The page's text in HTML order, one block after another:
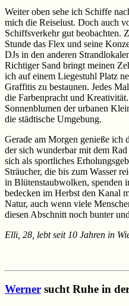
Weiter oben sehe ich Schiffe
mich die Reiselust. Doch auch
Schiffsverkehr gut beobachten.
Stunde das Flex und seine
DJs in den anderen
Richtiger Sand bringt meinen
ich auf einem Liegestuhl Platz
Graffitis zu bestaunen. Jedes
die Farbenpracht und
Sonnenblumen der urbanen
die städtische Umgebung.
Gerade am Morgen genieße ich
der sich wunderbar mit dem
sich als sportliches
Sträucher, die bis zum Wasser
in Blütenstaubwolken, spenden
bedecken im Herbst den Kanal
Natur, auch wenn viele
diesen Abschnitt noch bunter
Elli, 28, lebt seit 10 Jahren in
Werner sucht Ruhe in